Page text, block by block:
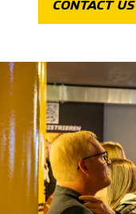
CONTACT US